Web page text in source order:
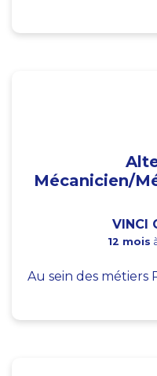
Mécanicien/
VINCI
12 mois
Au sein des métiers